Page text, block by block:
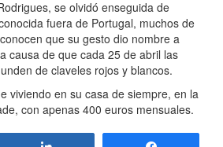
se olvidó enseguida de
fuera de Portugal, muchos de
que su gesto dio nombre a
causa de que cada 25 de abril las
de claveles rojos y blancos.
viviendo en su casa de siempre, en la
con apenas 400 euros mensuales.